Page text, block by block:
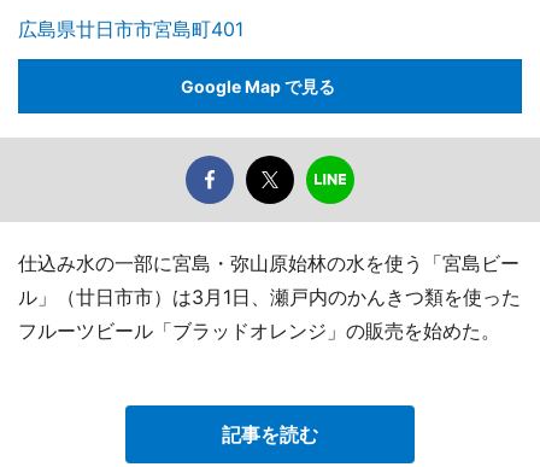
広島県廿日市市宮島町401
Google Map で見る
仕込み水の一部に宮島・弥山原始林の水を使う「宮島ビー
ル」（廿日市市）は3月1日、瀬戸内のかんきつ類を使った
フルーツビール「ブラッドオレンジ」の販売を始めた。
記事を読む